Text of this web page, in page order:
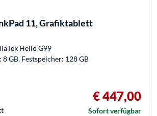
11, Grafiktablett
Helio G99
GB, Festspeicher: 128 GB
€ 447,00
Sofort verfügbar